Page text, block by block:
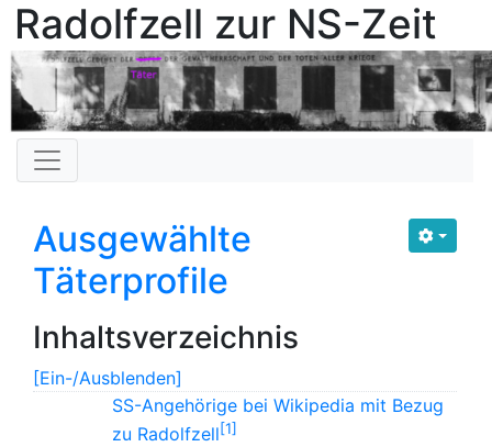
Radolfzell zur NS-Zeit
Ausgewählte
Täterprofile
Inhaltsverzeichnis
[Ein-/Ausblenden]
SS-Angehörige bei Wikipedia mit Bezug
zu Radolfzell 1